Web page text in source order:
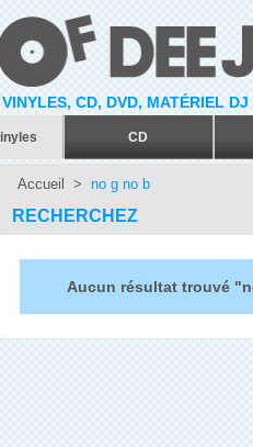
CD, DVD, MATÉRIEL
CD
Accueil > no g no b
RECHERCHEZ
Aucun résultat trouvé